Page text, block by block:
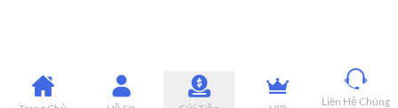
Liên Hệ Chúng